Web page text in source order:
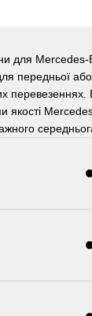
для Mercedes-
передньої